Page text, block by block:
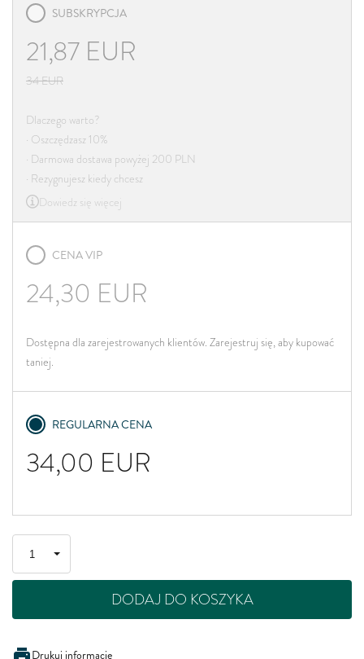
SUBSKRYPCJA
21,87 EUR
34EUR
Dlaczego warto?
· Oszczędzasz 10%
· Darmowa dostawa powyżej 200 PLN
· Rezygnujesz kiedy chcesz
Dowiedz się więcej
CENA VIP
24,30 EUR
Dostępna dla zarejestrowanych klientów. Zarejestruj się, aby kupować
taniej.
REGULARNA CENA
34,00 EUR
DODAJ DO KOSZYKA
Drukuj informację